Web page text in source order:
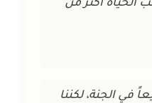
الحياة أكثر من
في الجنة، لكننا